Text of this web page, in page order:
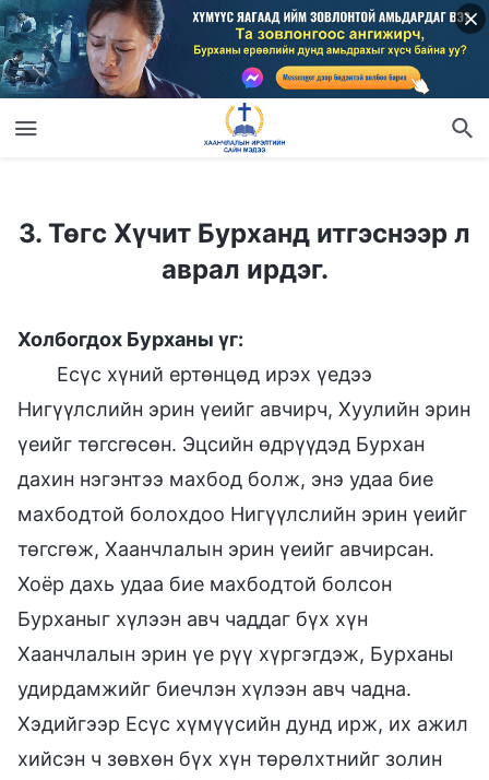
3. Төгс Хүчит Бурханд итгэснээр л аврал ирдэг.
3. Төгс Хүчит Бурханд итгэснээр л
аврал ирдэг.
Холбогдох Бурханы үг:
Есүс хүний ертөнцөд ирэх үедээ
Нигүүлслийн эрин үеийг авчирч, Хуулийн эрин
үеийг төгсгөсөн. Эцсийн өдрүүдэд Бурхан
дахин нэгэнтээ махбод болж, энэ удаа бие
махбодтой болохдоо Нигүүлслийн эрин үеийг
төгсгөж, Хаанчлалын эрин үеийг авчирсан.
Хоёр дахь удаа бие махбодтой болсон
Бурханыг хүлээн авч чаддаг бүх хүн
Хаанчлалын эрин үе рүү хүргэгдэж, Бурханы
удирдамжийг биечлэн хүлээн авч чадна.
Хэдийгээр Есүс хүмүүсийн дунд ирж, их ажил
хийсэн ч зөвхөн бүх хүн төрөлхтнийг золин